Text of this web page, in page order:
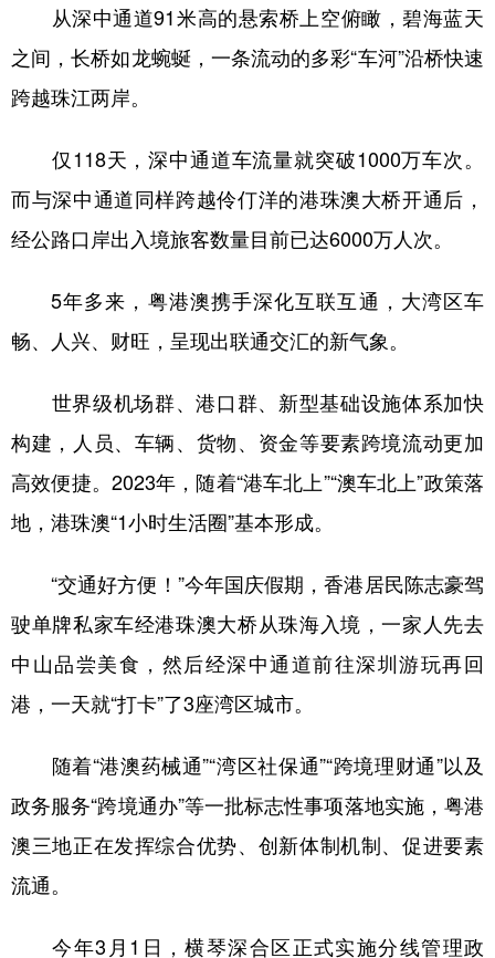
从深中通道91米高的悬索桥上空俯瞰，碧海蓝天
之间，长桥如龙蜿蜒，一条流动的多彩“车河”沿桥快速
跨越珠江两岸。
仅118天，深中通道车流量就突破1000万车次。
而与深中通道同样跨越伶仃洋的港珠澳大桥开通后，
经公路口岸出入境旅客数量目前已达6000万人次。
5年多来，粤港澳携手深化互联互通，大湾区车
畅、人兴、财旺，呈现出联通交汇的新气象。
世界级机场群、港口群、新型基础设施体系加快
构建，人员、车辆、货物、资金等要素跨境流动更加
高效便捷。2023年，随着“港车北上”“澳车北上”政策落
地，港珠澳“1小时生活圈”基本形成。
“交通好方便！”今年国庆假期，香港居民陈志豪驾
驶单牌私家车经港珠澳大桥从珠海入境，一家人先去
中山品尝美食，然后经深中通道前往深圳游玩再回
港，一天就“打卡”了3座湾区城市。
随着“港澳药械通”“湾区社保通”“跨境理财通”以及
政务服务“跨境通办”等一批标志性事项落地实施，粤港
澳三地正在发挥综合优势、创新体制机制、促进要素
流通。
今年3月1日，横琴深合区正式实施分线管理政